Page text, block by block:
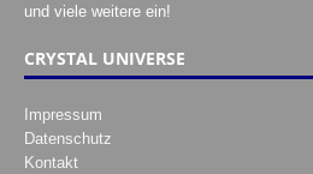
und viele weitere ein!
CRYSTAL UNIVERSE
Impressum
Datenschutz
Kontakt